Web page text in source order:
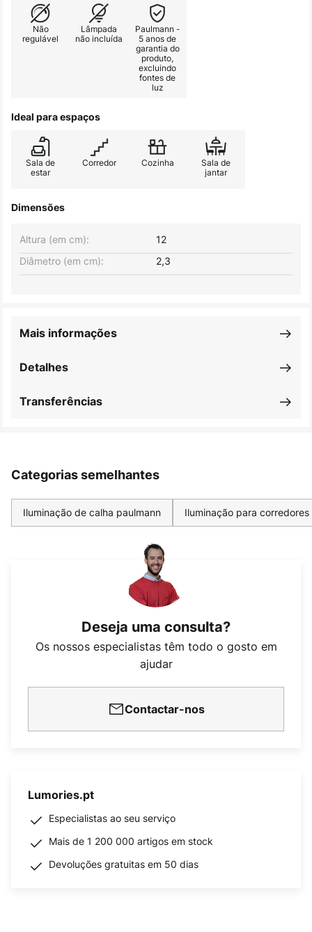
Não
regulável
Lâmpada
não incluída
Paulmann -
5 anos de
garantia do
produto,
excluindo
fontes de
luz
Ideal para espaços
Sala de
estar
Corredor Cozinha
Sala de
jantar
Dimensões
Altura (em cm):
12
Diâmetro (em cm):
2,3
Detalhes
Mais informações
Transferências
Categorias semelhantes
Iluminação de calha paulmann Iluminação para
Deseja uma consulta?
Os nossos especialistas têm todo o gosto em
ajudar
Contactar-nos
Lumories.pt
Especialistas ao seu serviço
Mais de 1 200 000 artigos em stock
Devoluções gratuitas em 50 dias